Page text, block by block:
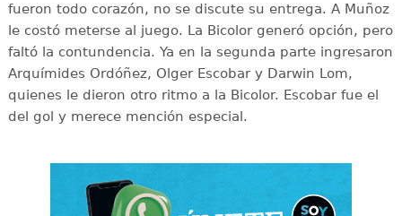
fueron todo corazón, no se discute su entrega. A Muñoz
le costó meterse al juego. La Bicolor generó opción, pero
faltó la contundencia. Ya en la segunda parte ingresaron
Arquímides Ordóñez, Olger Escobar y Darwin Lom,
quienes le dieron otro ritmo a la Bicolor. Escobar fue el
del gol y merece mención especial.